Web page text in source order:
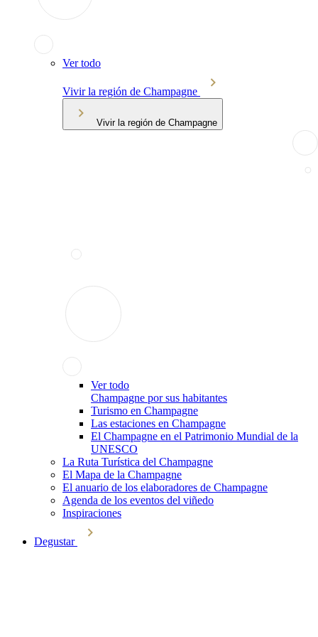
Ver todo
Vivir la región de Champagne
Vivir la región de Champagne
Ver todo
Champagne por sus habitantes
Turismo en Champagne
Las estaciones en Champagne
El Champagne en el Patrimonio Mundial de la
UNESCO
La Ruta Turística del Champagne
El Mapa de la Champagne
El anuario de los elaboradores de Champagne
Agenda de los eventos del viñedo
Inspiraciones
Degustar